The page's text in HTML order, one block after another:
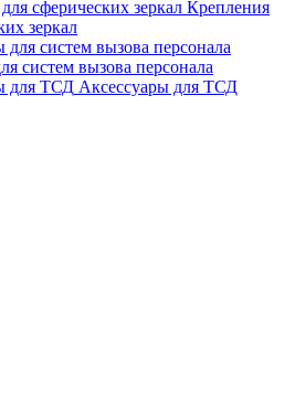
Крепления
зеркал
систем вызова персонала
Аксессуары для ТСД